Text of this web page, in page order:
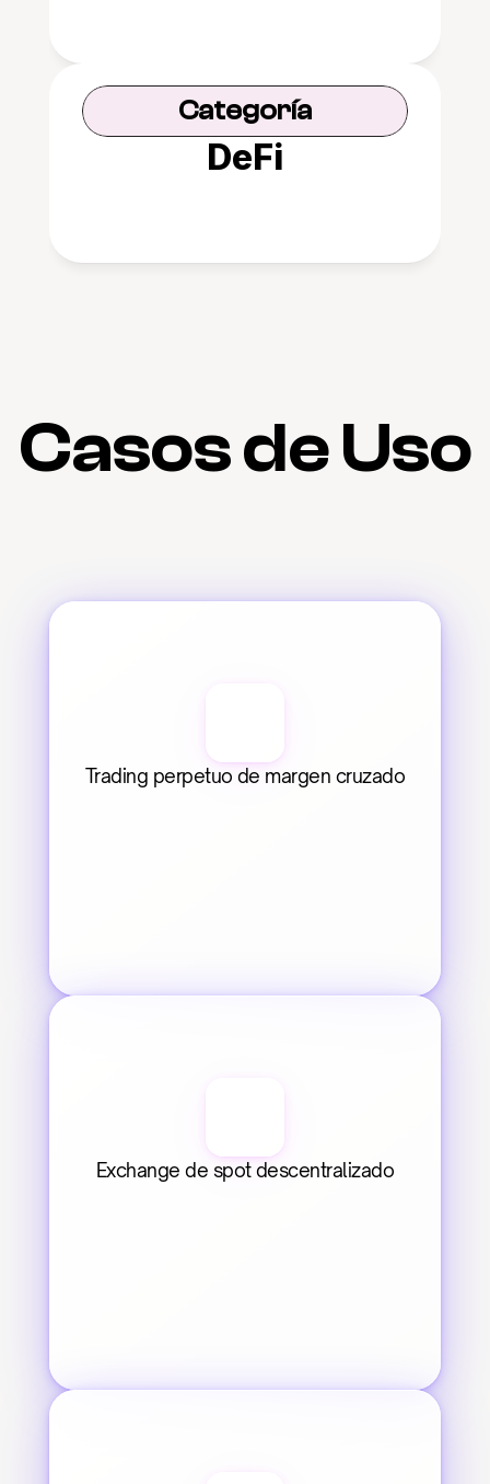
Categoría
DeFi
Casos de Uso
Trading perpetuo de margen cruzado
Exchange de spot descentralizado